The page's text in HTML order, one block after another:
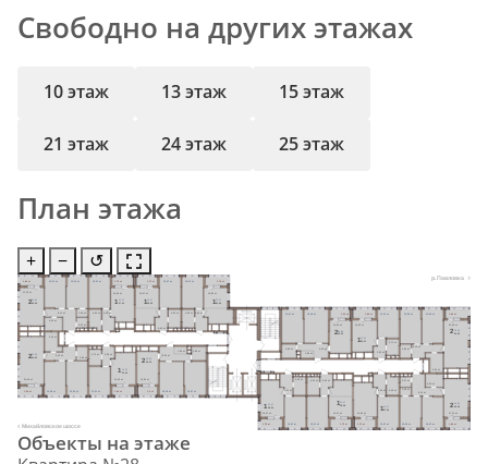
Свободно на других этажах
10 этаж 13 этаж 15 этаж
21 этаж 24 этаж 25 этаж
План этажа
+ − ↺
15,18 м² 13,67 м²
1,6 м²
13,05 м²
6,25 м²
1,80 м² 3,80 м²
14,19 м²
1,84 м²
3,71 м²
11,31 м²
13,50 м²
13,49 м²
1,84 м²
21,55 м²
6,15 м²
5,24 м²
4,36 м²
1,84 м² 12,47 м²
8,11 м²
17,12 м²
12,34 м²
2,07 м²
12,47 м²
4,40 м²
14,56 м²
1,72 м² 1,72 м²
15,47 м²
12,47 м²
4,40 м²
4,22 м² 4,22 м²
12,47 м² 1,78 м²
16,82 м²
4,40 м² 13,67 м² 15,18 м² 1,60 м²
3,80 м²
1,80 м²
6,25 м²
14,22 м²
11,31 м²
1,84 м²
3,71 м²
13,50 м² 13,49 м² 1,84 м²
21,55 м²
2,85 м²
6,15 м²
5,24 м²
17,12 м²
1,84 м²
12,47 м²
12,34 м²
1,65 м²
2,07 м²
4,36 м²
8,11 м²
4,45 м²
4,40 м²
14,56 м²
1,72 м² 12,47 м²
15,47 м²
1,72 м²
4,22 м² 4,40 м²
12,47 м²
15,47 м²
1,78 м²
4,22 м²
2,37 м²
12,47 м²
2 28,85
55,35
1
226,99
64,62
224,81
59,96
1 12,47
37,60
1 12,47
38,28
1 12,47
39,69
255,35
135,01
2 64,62
2 24,81
59,96
137,60
1 12,47
38,28
1 12,47
38,34
Михайловское шоссе
р. Павловка
Объекты на этаже